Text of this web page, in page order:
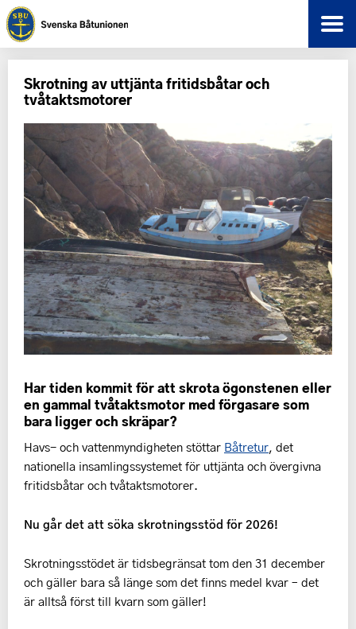
Skrotning av uttjänta fritidsbåtar och
tvåtaktsmotorer
Har tiden kommit för att skrota ögonstenen eller
en gammal tvåtaktsmotor med förgasare som
bara ligger och skräpar?
Havs- och vattenmyndigheten stöttar Båtretur, det
nationella insamlingssystemet för uttjänta och övergivna
fritidsbåtar och tvåtaktsmotorer.
Nu går det att söka skrotningsstöd för 2026!
Skrotningsstödet är tidsbegränsat tom den 31 december
och gäller bara så länge som det finns medel kvar – det
är alltså först till kvarn som gäller!